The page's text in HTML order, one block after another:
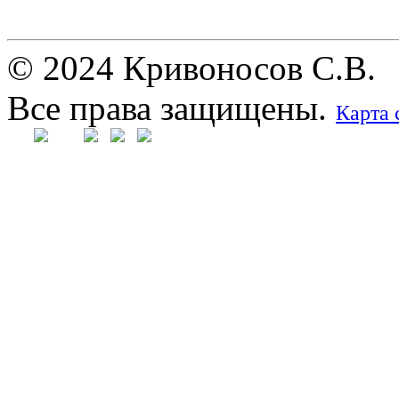
© 2024 Кривоносов С.В.
Все права защищены. Карта